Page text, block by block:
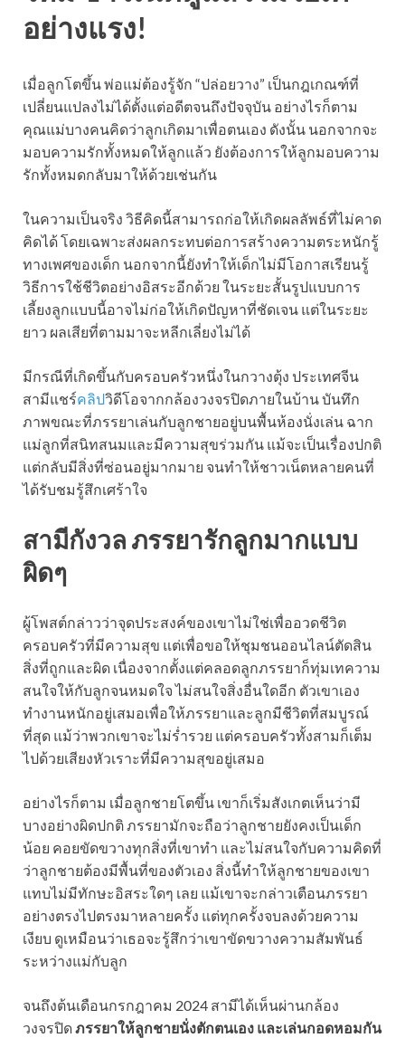
อย่างแรง!
เมื่อลูกโตขึ้น พ่อแม่ต้องรู้จัก “ปล่อยวาง” เป็นกฎเกณฑ์ที่
เปลี่ยนแปลงไม่ได้ตั้งแต่อดีตจนถึงปัจจุบัน อย่างไรก็ตาม
คุณแม่บางคนคิดว่าลูกเกิดมาเพื่อตนเอง ดังนั้น นอกจากจะ
มอบความรักทั้งหมดให้ลูกแล้ว ยังต้องการให้ลูกมอบความ
รักทั้งหมดกลับมาให้ด้วยเช่นกัน
ในความเป็นจริง วิธีคิดนี้สามารถก่อให้เกิดผลลัพธ์ที่ไม่คาด
คิดได้ โดยเฉพาะส่งผลกระทบต่อการสร้างความตระหนักรู้
ทางเพศของเด็ก นอกจากนี้ยังทำให้เด็กไม่มีโอกาสเรียนรู้
วิธีการใช้ชีวิตอย่างอิสระอีกด้วย ในระยะสั้นรูปแบบการ
เลี้ยงลูกแบบนี้อาจไม่ก่อให้เกิดปัญหาที่ชัดเจน แต่ในระยะ
ยาว ผลเสียที่ตามมาจะหลีกเลี่ยงไม่ได้
มีกรณีที่เกิดขึ้นกับครอบครัวหนึ่งในกวางตุ้ง ประเทศจีน
สามีแชร์คลิปวิดีโอจากกล้องวงจรปิดภายในบ้าน บันทึก
ภาพขณะที่ภรรยาเล่นกับลูกชายอยู่บนพื้นห้องนั่งเล่น ฉาก
แม่ลูกที่สนิทสนมและมีความสุขร่วมกัน แม้จะเป็นเรื่องปกติ
แต่กลับมีสิ่งที่ซ่อนอยู่มากมาย จนทำให้ชาวเน็ตหลายคนที่
ได้รับชมรู้สึกเศร้าใจ
สามีกังวล ภรรยารักลูกมากแบบ
ผิดๆ
ผู้โพสต์กล่าวว่าจุดประสงค์ของเขาไม่ใช่เพื่ออวดชีวิต
ครอบครัวที่มีความสุข แต่เพื่อขอให้ชุมชนออนไลน์ตัดสิน
สิ่งที่ถูกและผิด เนื่องจากตั้งแต่คลอดลูกภรรยาก็ทุ่มเทความ
สนใจให้กับลูกจนหมดใจ ไม่สนใจสิ่งอื่นใดอีก ตัวเขาเอง
ทำงานหนักอยู่เสมอเพื่อให้ภรรยาและลูกมีชีวิตที่สมบูรณ์
ที่สุด แม้ว่าพวกเขาจะไม่ร่ำรวย แต่ครอบครัวทั้งสามก็เต็ม
ไปด้วยเสียงหัวเราะที่มีความสุขอยู่เสมอ
อย่างไรก็ตาม เมื่อลูกชายโตขึ้น เขาก็เริ่มสังเกตเห็นว่ามี
บางอย่างผิดปกติ ภรรยามักจะถือว่าลูกชายยังคงเป็นเด็ก
น้อย คอยขัดขวางทุกสิ่งที่เขาทำ และไม่สนใจกับความคิดที่
ว่าลูกชายต้องมีพื้นที่ของตัวเอง สิ่งนี้ทำให้ลูกชายของเขา
แทบไม่มีทักษะอิสระใดๆ เลย แม้เขาจะกล่าวเตือนภรรยา
อย่างตรงไปตรงมาหลายครั้ง แต่ทุกครั้งจบลงด้วยความ
เงียบ ดูเหมือนว่าเธอจะรู้สึกว่าเขาขัดขวางความสัมพันธ์
ระหว่างแม่กับลูก
จนถึงต้นเดือนกรกฎาคม 2024 สามีได้เห็นผ่านกล้อง
วงจรปิดภรรยาให้ลูกชายนั่งตักตนเอง และเล่นกอดหอมกัน